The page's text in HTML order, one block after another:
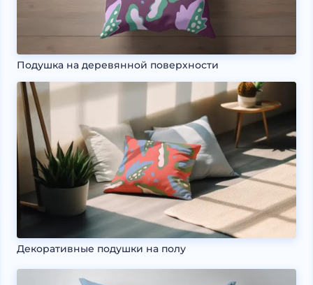
Подушка на деревянной поверхности
Декоративные подушки на полу